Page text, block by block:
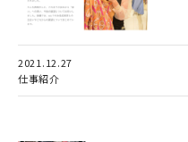
2021.12.27
仕事紹介